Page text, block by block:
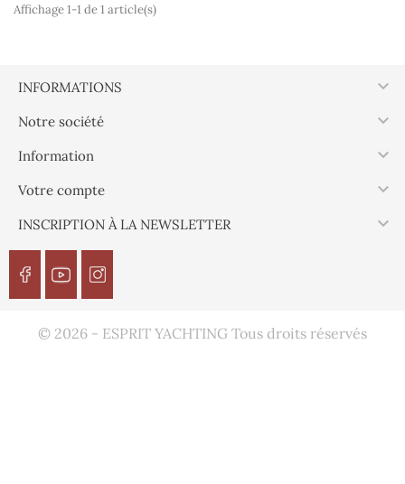
Affichage 1-1 de 1 article(s)
INFORMATIONS 
Notre société 
Information 
Votre compte 
INSCRIPTION À LA NEWSLETTER 
© 2026 - ESPRIT YACHTING Tous droits réservés